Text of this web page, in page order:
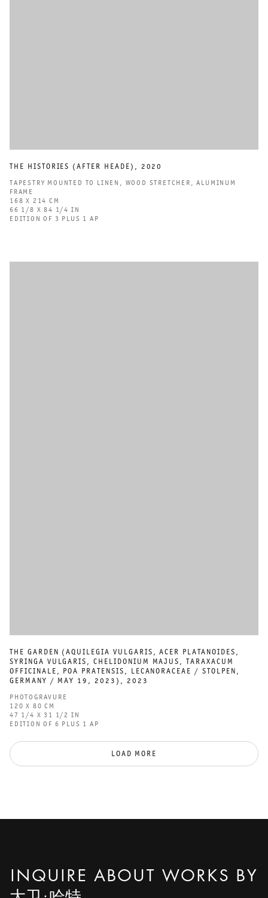
THE HISTORIES (AFTER HEADE) , 2020
TAPESTRY MOUNTED TO LINEN , WOOD STRETCHER ,ALUMINUM
FRAME
168 X 214 CM
66 1/8 X 84 1/4 IN
EDITION OF 3 PLUS 1 AP
THE GARDEN (AQUILEGIA VULGARIS ,ACER PLATANOIDES ,
SYRINGA VULGARIS ,CHELIDONIUM MAJUS ,TARAXACUM
OFFICINALE , POA PRATENSIS , LECANORACEAE / STOLPEN ,
GERMANY / MAY 19 , 2023) , 2023
PHOTOGRAVURE
120 X 80 CM
47 1/4 X 31 1/2 IN
EDITION OF 6 PLUS 1 AP
LOAD MORE
INQUIRE ABOUT WORKS BY